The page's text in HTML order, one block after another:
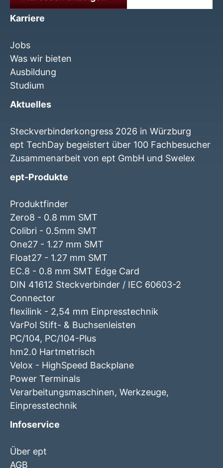
Karriere
Jobs
Was wir bieten
Ausbildung
Studium
Aktuelles
Steckverbinderkongress 2026 in Würzburg
ept TechDay begeistert über 100 Fachbesucher
Zusammenarbeit von ept GmbH und Swelex
ept-Produkte
Produktfinder
Zero8 - 0.8 mm SMT
Colibri - 0.5mm SMT
One27 - 1.27 mm SMT
Float27 - 1.27 mm SMT
EC.8 - 0.8 mm SMT Edge Card
DIN 41612 Steckverbinder / IEC 60603-2
Connector
flexilink - 2,54 mm Einpresstechnik
VarPol Stift- & Buchsenleisten
PC/104, PC/104-Plus
hm2.0 Hartmetrisch
Velox - HighSpeed Backplane
Power Terminals
Verarbeitungsmaschinen, Werkzeuge,
Einpresstechnik
Infoservice
Über ept
AGB